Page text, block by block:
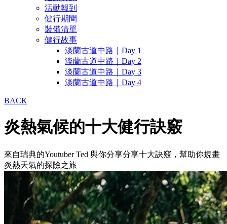
活動報到
健行期間
裝備清單
健行故事
淡蘭古道中路｜Day 1
淡蘭古道中路｜Day 2
淡蘭古道中路｜Day 3
淡蘭古道中路｜Day 4
BACK
炎熱氣候的十大健行訣竅
來自瑞典的Youtuber Ted 與你分享分享十大訣竅，幫助你規畫
炎熱天氣的探險之旅